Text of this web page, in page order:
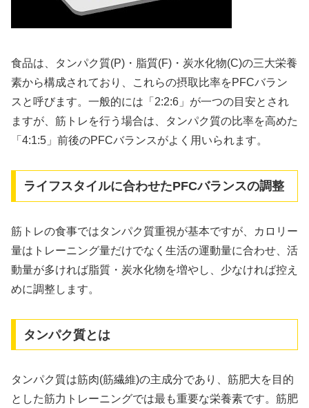
食品は、タンパク質(P)・脂質(F)・炭水化物(C)の三大栄養
素から構成されており、これらの摂取比率をPFCバラン
スと呼びます。一般的には「2:2:6」が一つの目安とされ
ますが、筋トレを行う場合は、タンパク質の比率を高めた
「4:1:5」前後のPFCバランスがよく用いられます。
ライフスタイルに合わせたPFCバランスの調整
筋トレの食事ではタンパク質重視が基本ですが、カロリー
量はトレーニング量だけでなく生活の運動量に合わせ、活
動量が多ければ脂質・炭水化物を増やし、少なければ控え
めに調整します。
タンパク質とは
タンパク質は筋肉(筋繊維)の主成分であり、筋肥大を目的
とした筋力トレーニングでは最も重要な栄養素です。筋肥